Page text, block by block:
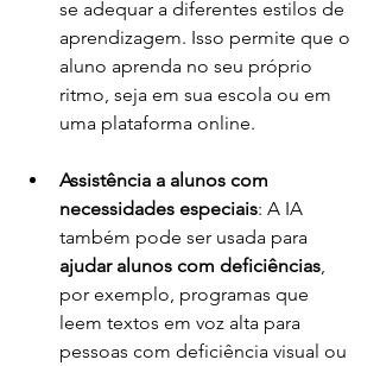
se adequar a diferentes estilos de
aprendizagem. Isso permite que o
aluno aprenda no seu próprio
ritmo, seja em sua escola ou em
uma plataforma online.
Assistência a alunos com
necessidades especiais: A IA
também pode ser usada para
ajudar alunos com deficiências
por exemplo, programas que
leem textos em voz alta para
pessoas com deficiência visual ou